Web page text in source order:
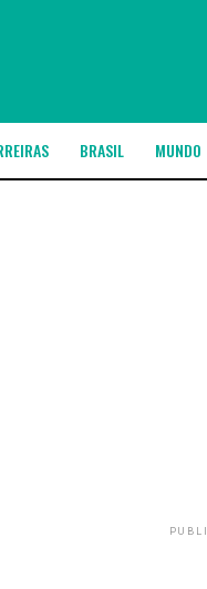
BRASIL MUNDO